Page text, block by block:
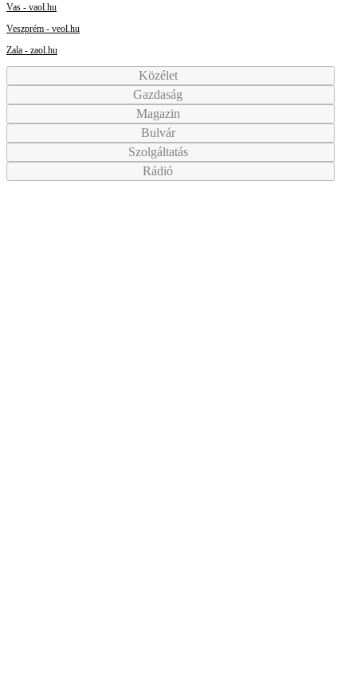
Vas - vaol.hu
Veszprém - veol.hu
Zala - zaol.hu
Közélet
Gazdaság
Magazin
Bulvár
Szolgáltatás
Rádió